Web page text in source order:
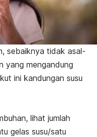
sebaiknya tidak asal-
yang mengandung
ini kandungan susu
lihat jumlah
gelas susu/satu